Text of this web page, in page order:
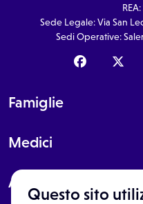
Questo sito
Sede Legale: Via San
Sedi Operative:
Famiglie
Medici
About